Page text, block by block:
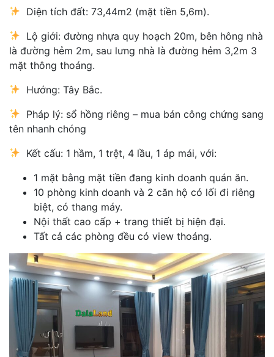
Diện tích đất: 73,44m2 (mặt tiền 5,6m).
Lộ giới: đường nhựa quy hoạch 20m, bên hông nhà
là đường hẻm 2m, sau lưng nhà là đường hẻm 3,2m 3
mặt thông thoáng.
Hướng: Tây Bắc.
Pháp lý: sổ hồng riêng – mua bán công chứng sang
tên nhanh chóng
Kết cấu: 1 hầm, 1 trệt, 4 lầu, 1 áp mái, với:
1 mặt bằng mặt tiền đang kinh doanh quán ăn.
10 phòng kinh doanh và 2 căn hộ có lối đi riêng
biệt, có thang máy.
Nội thất cao cấp + trang thiết bị hiện đại.
Tất cả các phòng đều có view thoáng.